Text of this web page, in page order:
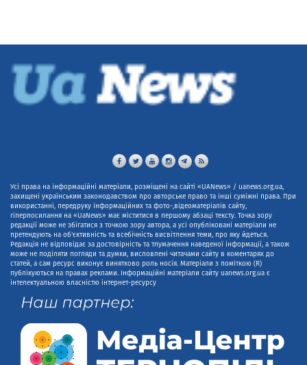
Усі права на інформаційні матеріали, розміщені на сайті «UANews» / uanews.org.ua,
захищені українським законодавством про авторське право та інші суміжні права. При
використанні, передруку інформаційних та фото-,відеоматеріалів сайту,
гіперпосилання на «UaNews» має міститися в першому абзаці тексту. Точка зору
редакції може не збігатися з точкою зору автора, а усі опубліковані матеріали не
претендують на об'єктивність та всебічність висвітлення теми, про яку йдеться.
Редакція не відповідає за достовірність та тлумачення наведеної інформації, а також
може не поділяти погляди та думки, висловлені читачами сайту в коментарях до
статей, а сам ресурс виконує винятково роль носія. Матеріали з поміткою (R)
публікуються на правах реклами. Інформаційні матеріали сайту uanews.org.ua є
інтелектуальною власністю інтернет-ресурсу